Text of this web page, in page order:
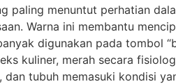
paling menuntut perhatian
Warna ini membantu
digunakan pada tombol
kuliner, merah secara
tubuh memasuki kondisi